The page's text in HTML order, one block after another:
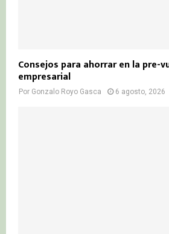
Consejos para ahorrar en la pre-
empresarial
Por Gonzalo Royo Gasca 6 agosto, 2026